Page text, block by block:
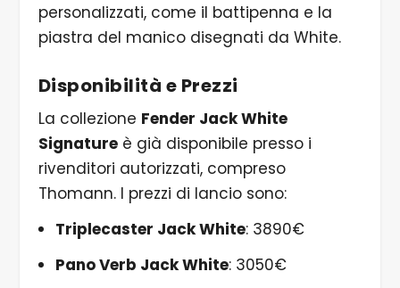
personalizzati, come il battipenna e la
piastra del manico disegnati da White.
Disponibilità e Prezzi
La collezione Fender Jack White
Signatureè già disponibile presso i
rivenditori autorizzati, compreso
Thomann. I prezzi di lancio sono:
Triplecaster Jack White: 3890€
Pano Verb Jack White: 3050€